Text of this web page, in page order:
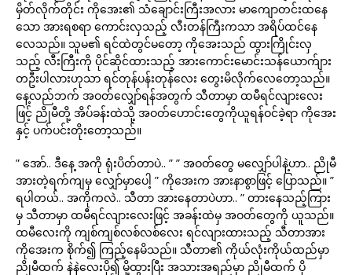
မှိတ်လိုက်တိုင်း ကိုအေး၏ သံချောင်းကြီးအလား မာကျောတင်းထနေ
သော အားရစရာ ကောင်းလှသည့် လီးတန်ကြီးကသာ အရိပ်ထင်နေ
လေသည်။ သူမ၏ ရင်ထဲတွင်မတော့ ကိုအေးသည် ထွားကြိုင်းလှ
သည့် လီးကြီးကို ပိုင်ဆိုင်ထားသည့် အားကောင်းမောင်းသန်ယောက်ျား
တဦးပါလားဟုသာ ရင်တုန်ပန်းတုန်လေး တွေးမိလိုက်လေတော့သည်။
နေ့လည်ဘက် အဝတ်လျှော်ရန်အတွက် သီတာမှာ ထမီရင်လျားလေး
ဖြင့် ညိုမီတို့ အိပ်ခန်းထဲသို့ အဝတ်ဟောင်းတွေကိုယူရန်ဝင်ခဲ့ရာ ကိုအေး
နှင့် ပက်ပင်းတိုးတော့သည်။
” အော်.. ဒီနေ့ အကို ရုံးပိတ်တာပဲ.. ” ” အဝတ်တွေ မလျှော်ပါနဲ့ဟာ.. ညိုမီ
အားတဲ့ရက်ကျမှ လျှော်မှာပေါ့ ” ကိုအေးက အားနာစွာဖြင့် ပြောသည်။ ”
ရပါတယ်.. အကိုကလဲ.. သီတာ အားနေတာပဲဟာ.. ” တားနေသည့်ကြား
မှ သီတာမှာ ထမီရင်လျားလေးဖြင့် အခန်းထဲမှ အဝတ်တွေကို ယူသည်။
ထမီလေးကို ကျစ်ကျစ်လစ်လစ်လေး ရင်လျားထားသည့် သီတာအား
ကိုအေးက စိုက်၍ ကြည့်နေမိသည်။ သီတာ၏ ကိုယ်လုံးကိုယ်ထည်မှာ
ညိုမီထက် နဲနဲလေးပို၍ မို့ထွားပြီး အသားအရည်မှာ ညိုမီထက် ပို